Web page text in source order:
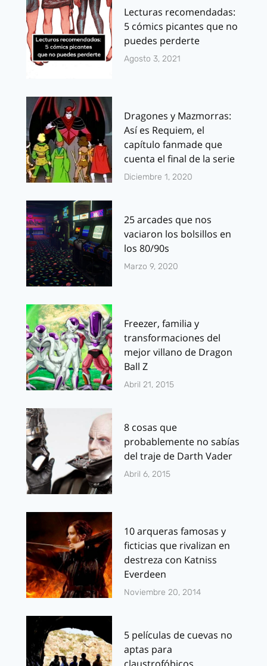
Lecturas recomendadas:
5 cómics picantes que no
puedes perderte
Agosto 3, 2021
Dragones y Mazmorras:
Así es Requiem, el
capítulo fanmade que
cuenta el final de la serie
Diciembre 1, 2020
25 arcades que nos
vaciaron los bolsillos en
los 80/90s
Marzo 9, 2020
Freezer, familia y
transformaciones del
mejor villano de Dragon
Ball Z
Abril 21, 2015
8 cosas que
probablemente no sabías
del traje de Darth Vader
Abril 6, 2015
10 arqueras famosas y
ficticias que rivalizan en
destreza con Katniss
Everdeen
Noviembre 20, 2014
5 películas de cuevas no
aptas para